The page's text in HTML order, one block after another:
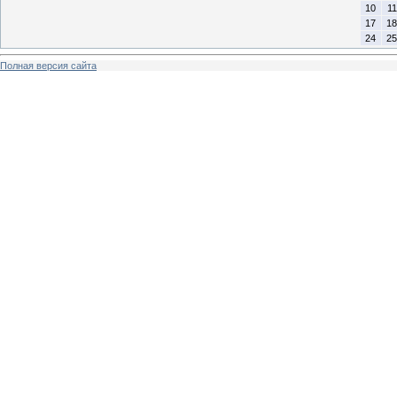
10
11
17
18
24
25
Полная версия сайта